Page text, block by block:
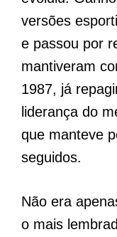
versões
e passou por
mantiveram
1987, já
liderança do
que manteve
seguidos.
Não era
o mais